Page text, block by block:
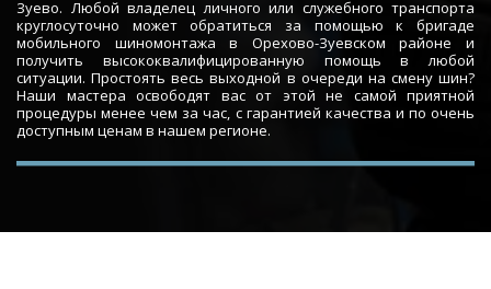
Зуево. Любой владелец личного или служебного транспорта
круглосуточно может обратиться за помощью к бригаде
мобильного шиномонтажа в Орехово-Зуевском районе и
получить высококвалифицированную помощь в любой
ситуации. Простоять весь выходной в очереди на смену шин?
Наши мастера освободят вас от этой не самой приятной
процедуры менее чем за час, с гарантией качества и по очень
доступным ценам в нашем регионе.